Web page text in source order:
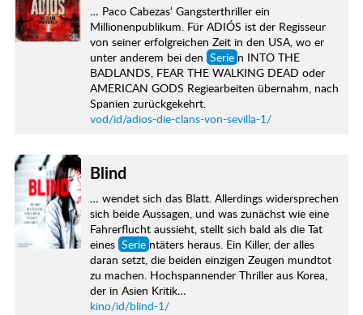
… Paco Cabezas‘ Gangsterthriller ein
Millionenpublikum. Für ADIÓS ist der Regisseur
von seiner erfolgreichen Zeit in den USA, wo er
unter anderem bei den Serie n INTO THE
BADLANDS, FEAR THE WALKING DEAD oder
AMERICAN GODS Regiearbeiten übernahm, nach
Spanien zurückgekehrt.
vod/id/adios-die-clans-von-sevilla-1/
Blind
… wendet sich das Blatt. Allerdings widersprechen
sich beide Aussagen, und was zunächst wie eine
Fahrerflucht aussieht, stellt sich bald als die Tat
eines Serie ntäters heraus. Ein Killer, der alles
daran setzt, die beiden einzigen Zeugen mundtot
zu machen. Hochspannender Thriller aus Korea,
der in Asien Kritik…
kino/id/blind-1/